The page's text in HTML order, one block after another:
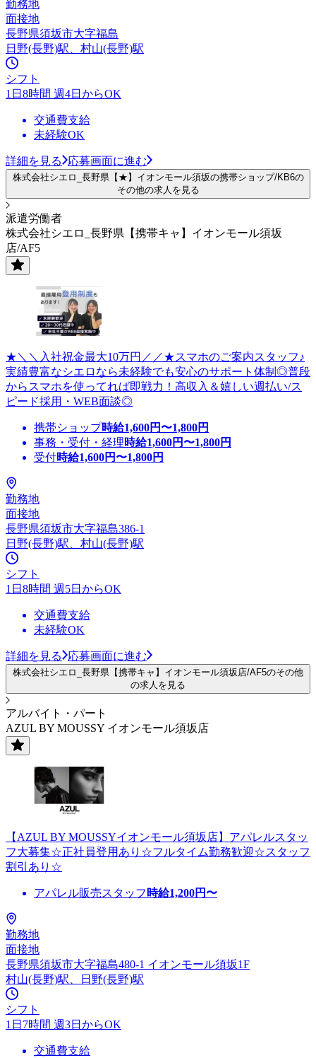
勤務地
面接地
長野県須坂市大字福島
日野(長野)駅、村山(長野)駅
シフト
1日8時間 週4日からOK
交通費支給
未経験OK
詳細を見る 応募画面に進む
株式会社シエロ_長野県【★】イオンモール須坂の携帯ショップ/KB6の
その他の求人を見る
派遣労働者
株式会社シエロ_長野県【携帯キャ】イオンモール須坂
店/AF5
★＼＼入社祝金最大10万円／／★スマホのご案内スタッフ♪
実績豊富なシエロなら未経験でも安心のサポート体制◎普段
からスマホを使ってれば即戦力！高収入＆嬉しい週払い/ス
ピード採用・WEB面談◎
携帯ショップ時給1,600円〜1,800円
事務・受付・経理時給1,600円〜1,800円
受付時給1,600円〜1,800円
勤務地
面接地
長野県須坂市大字福島386-1
日野(長野)駅、村山(長野)駅
シフト
1日8時間 週5日からOK
交通費支給
未経験OK
詳細を見る 応募画面に進む
株式会社シエロ_長野県【携帯キャ】イオンモール須坂店/AF5のその他
の求人を見る
アルバイト・パート
AZUL BY MOUSSY イオンモール須坂店
【AZUL BY MOUSSYイオンモール須坂店】アパレルスタッ
フ大募集☆正社員登用あり☆フルタイム勤務歓迎☆スタッフ
割引あり☆
アパレル販売スタッフ 時給1,200円〜
勤務地
面接地
長野県須坂市大字福島480-1 イオンモール須坂1F
村山(長野)駅、日野(長野)駅
シフト
1日7時間 週3日からOK
交通費支給